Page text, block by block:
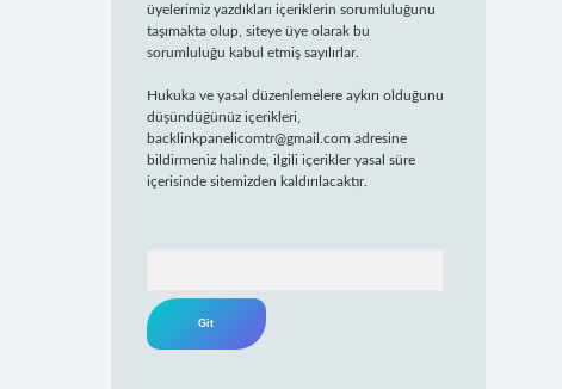
üyelerimiz yazdıkları içeriklerin sorumluluğunu
taşımakta olup, siteye üye olarak bu
sorumluluğu kabul etmiş sayılırlar.
Hukuka ve yasal düzenlemelere aykırı olduğunu
düşündüğünüz içerikleri,
backlinkpanelicomtr@gmail.com adresine
bildirmeniz halinde, ilgili içerikler yasal süre
içerisinde sitemizden kaldırılacaktır.